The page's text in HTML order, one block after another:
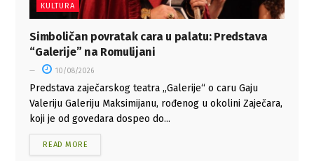
KULTURA
Simboličan povratak cara u palatu: Predstava
“Galerije” na Romulijani
10/08/2026
Predstava zaječarskog teatra „Galerije“ o caru Gaju
Valeriju Galeriju Maksimijanu, rođenog u okolini Zaječara,
koji je od govedara dospeo do...
READ MORE